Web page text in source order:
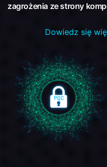
zagrożenia ze strony
Dowiedz się